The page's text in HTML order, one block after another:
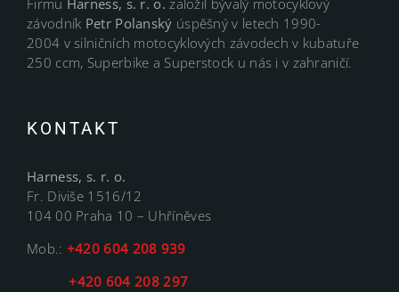
Firmu Harness, s. r. o.založil bývalý motocyklový
závodník Petr Polanský úspěšný v letech 1990-
2004 v silničních motocyklových závodech v kubatuře
250 ccm, Superbike a Superstock u nás i v zahraničí.
KONTAKT
Harness, s. r. o.
Fr. Diviše 1516/12
104 00 Praha 10 – Uhříněves
Mob.: +420 604 208 939
+420 604 208 297